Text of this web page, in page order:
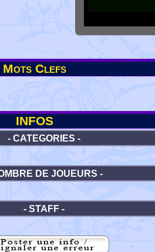
Mots Clefs
INFOS
- CATEGORIES -
DE JOUEURS -
- STAFF -